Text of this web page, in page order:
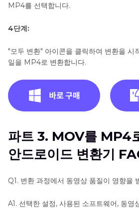
MP4를 선택합니다.
4단계:
"모두 변환" 아이콘을 클릭하여 변환을
일을 MP4로 변환합니다.
파트 3. MOV를 MP4
안드로이드 변환기
Q1. 변환 과정에서 동영상 품질이 영향을
A1. 선택한 설정, 사용된 소프트웨어, 동영